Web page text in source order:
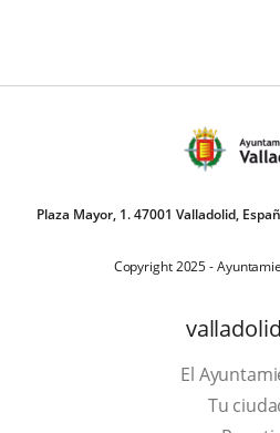
Plaza Mayor, 1. 47001 Valladolid,
Copyright 2025 -
El
Tu